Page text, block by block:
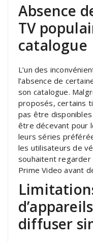
Absence
TV
catalogue
L’un des
l’absence de
son catalogue.
proposés, certains
pas être
être décevant pour
leurs séries
les utilisateurs de
souhaitent regarder
Prime Video avant
diffuser